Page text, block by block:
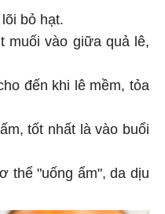
bỏ hạt.
muối vào giữa quả lê,
đến khi lê mềm, tỏa
tốt nhất là vào buổi
thể "uống ẩm", da dịu